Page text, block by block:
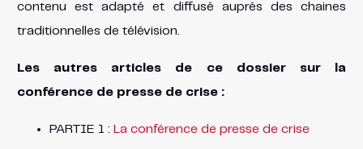
contenu est adapté et diffusé auprès des chaines
traditionnelles de télévision.
Les autres articles de ce dossier sur la
conférence de presse de crise :
PARTIE 1 : La conférence de presse de crise